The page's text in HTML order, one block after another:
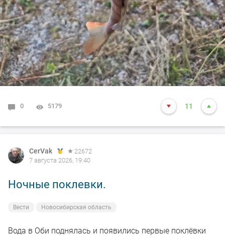
0 5179 11
CerVak
22672
7 августа 2026, 19:40
Ночные поклевки.
Вести Новосибирская область
Вода в Оби поднялась и появились первые поклёвки